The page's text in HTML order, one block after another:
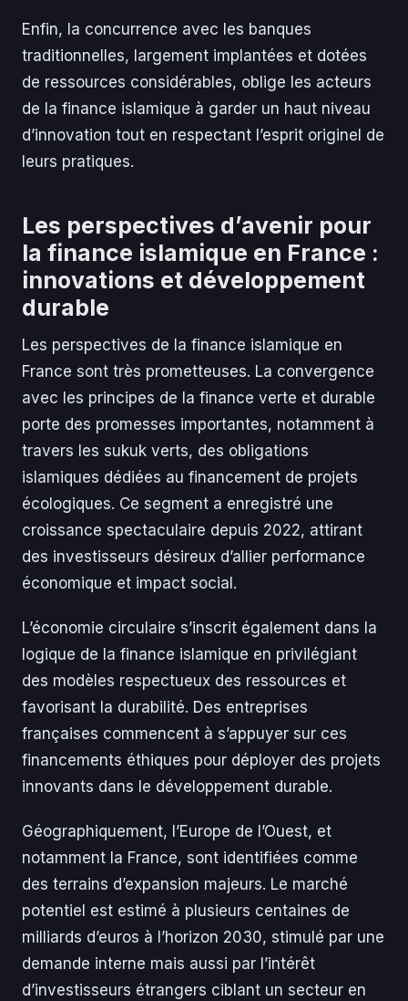
Enfin, la concurrence avec les banques
traditionnelles, largement implantées et dotées
de ressources considérables, oblige les acteurs
de la finance islamique à garder un haut niveau
d’innovation tout en respectant l’esprit originel de
leurs pratiques.
Les perspectives d’avenir pour
la finance islamique en France :
innovations et développement
durable
Les perspectives de la finance islamique en
France sont très prometteuses. La convergence
avec les principes de la finance verte et durable
porte des promesses importantes, notamment à
travers les sukuk verts, des obligations
islamiques dédiées au financement de projets
écologiques. Ce segment a enregistré une
croissance spectaculaire depuis 2022, attirant
des investisseurs désireux d’allier performance
économique et impact social.
L’économie circulaire s’inscrit également dans la
logique de la finance islamique en privilégiant
des modèles respectueux des ressources et
favorisant la durabilité. Des entreprises
françaises commencent à s’appuyer sur ces
financements éthiques pour déployer des projets
innovants dans le développement durable.
Géographiquement, l’Europe de l’Ouest, et
notamment la France, sont identifiées comme
des terrains d’expansion majeurs. Le marché
potentiel est estimé à plusieurs centaines de
milliards d’euros à l’horizon 2030, stimulé par une
demande interne mais aussi par l’intérêt
d’investisseurs étrangers ciblant un secteur en